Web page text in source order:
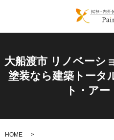
大船渡市 リノベーシ
塗装なら建築トータ
ト・ア
HOME